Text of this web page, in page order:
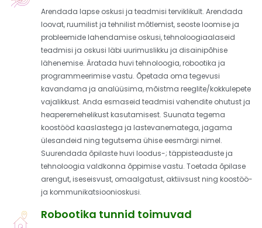
Arendada lapse oskusi ja teadmisi terviklikult. Arendada
loovat, ruumilist ja tehnilist mõtlemist, seoste loomise ja
probleemide lahendamise oskusi, tehnoloogiaalaseid
teadmisi ja oskusi läbi uurimuslikku ja disainipõhise
lähenemise. Äratada huvi tehnoloogia, robootika ja
programmeerimise vastu. Õpetada oma tegevusi
kavandama ja analüüsima, mõistma reeglite/kokkulepete
vajalikkust. Anda esmaseid teadmisi vahendite ohutust ja
heaperemehelikust kasutamisest. Suunata tegema
koostööd kaaslastega ja lastevanematega, jagama
ülesandeid ning tegutsema ühise eesmärgi nimel.
Suurendada õpilaste huvi loodus-; täppisteaduste ja
tehnoloogia valdkonna õppimise vastu. Toetada õpilase
arengut, iseseisvust, omaalgatust, aktiivsust ning koostöö-
ja kommunikatsioonioskusi.
Robootika tunnid toimuvad